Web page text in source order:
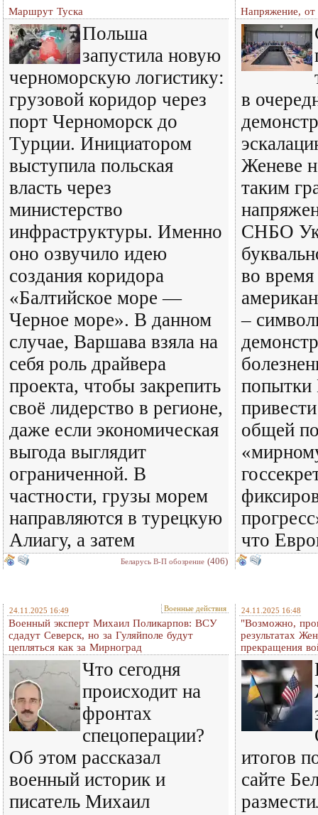
Маршрут Туска
Польша
запустила новую
черноморскую логистику:
грузовой коридор через
порт Черноморск до
Турции. Инициатором
выступила польская
власть через
министерство
инфраструктуры. Именно
оно озвучило идею
создания коридора
«Балтийское море —
Черное море». В данном
случае, Варшава взяла на
себя роль драйвера
проекта, чтобы закрепить
своё лидерство в регионе,
даже если экономическая
выгода выглядит
ограниченной. В
частности, грузы морем
направляются в турецкую
Алиагу, а затем
Беларусь В-П обозрение (406)
Напряжение, от
в
Женеве
таким
СНБО
во время
–
попытки
общей
что
24.11.2025 16:49 Военные действия
Военный эксперт Михаил Поликарпов: ВСУ
сдадут Северск, но за Гуляйполе будут
цепляться как за Мирноград
Что сегодня
происходит на
фронтах
спецоперации?
Об этом рассказал
военный историк и
писатель Михаил
24.11.2025 16:48
"Возможно,
результатах
прекращения
итогов
сайте